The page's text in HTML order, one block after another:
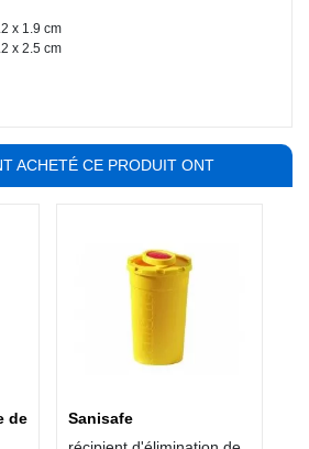
x 1.9 cm
x 2.5 cm
ACHETÉ CE PRODUIT ONT
de
Sanisafe